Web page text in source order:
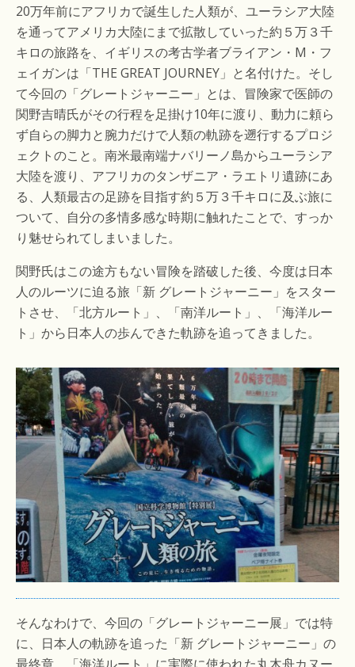
20万年前にアフリカで誕生した人類が、ユーラシア大陸
を通ってアメリカ大陸にまで拡散していった約５万３千
キロの旅路を、イギリスの考古学者ブライアン・M・フ
ェイガンは「THE GREAT JOURNEY」と名付けた。そし
て今回の「グレートジャーニー」とは、冒険家で医師の
関野吉晴氏がその行程を足掛け10年に渡り、動力に頼ら
ず自らの脚力と腕力だけで人類の軌跡を遡行するプロジ
ェクトのこと。南米最南端ナバリーノ島からユーラシア
大陸を渡り、アフリカのタンザニア・ラエトリ遺跡にあ
る、人類最古の足跡を目指す約５万３千キロに及ぶ旅に
ついて、自分の多情多感な時期に触れたことで、すっか
り魅せられてしまいました。
関野氏はこの途方もない冒険を踏破した後、今度は日本
人のルーツに迫る旅「新 グレートジャーニー」をスター
トさせ、「北方ルート」、「南洋ルート」、「海洋ルー
ト」から日本人の歩んできた軌跡を追ってきました。
そんなわけで、今回の「グレートジャーニー展」では特
に、日本人の軌跡を追った「新 グレートジャーニー」の